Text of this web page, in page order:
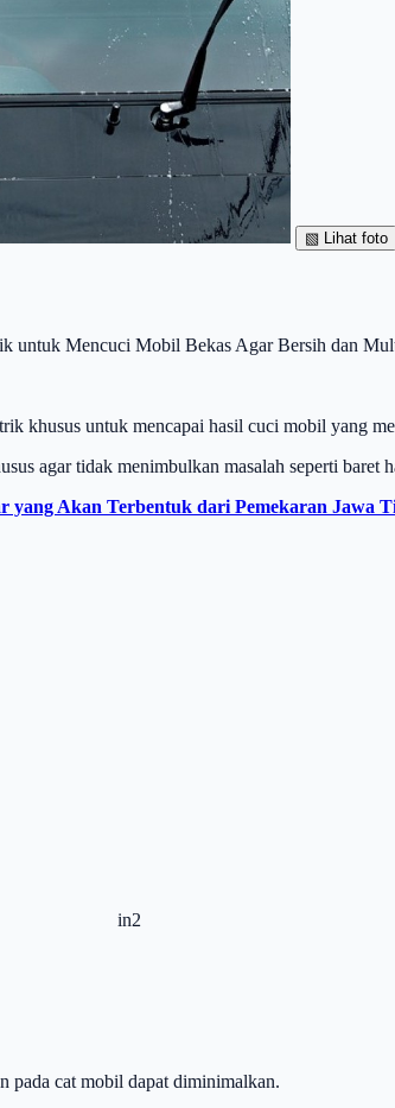
▧ Lihat foto
untuk Mencuci Mobil Bekas Agar Bersih dan
khusus untuk mencapai hasil cuci mobil yang
agar tidak menimbulkan masalah seperti baret
Akan Terbentuk dari Pemekaran Jawa
in2
pada cat mobil dapat diminimalkan.